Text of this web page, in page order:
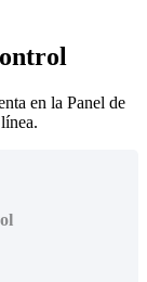
en la Panel de